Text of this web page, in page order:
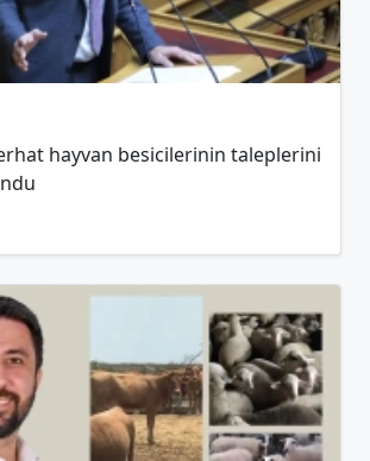
hayvan besicilerinin taleplerini